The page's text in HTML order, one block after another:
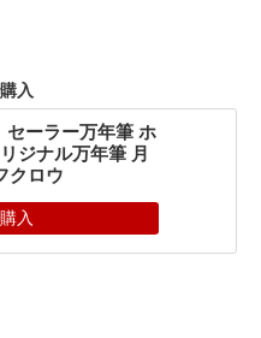
入
セーラー万年筆 ホ
ジナル万年筆 月
クロウ
入